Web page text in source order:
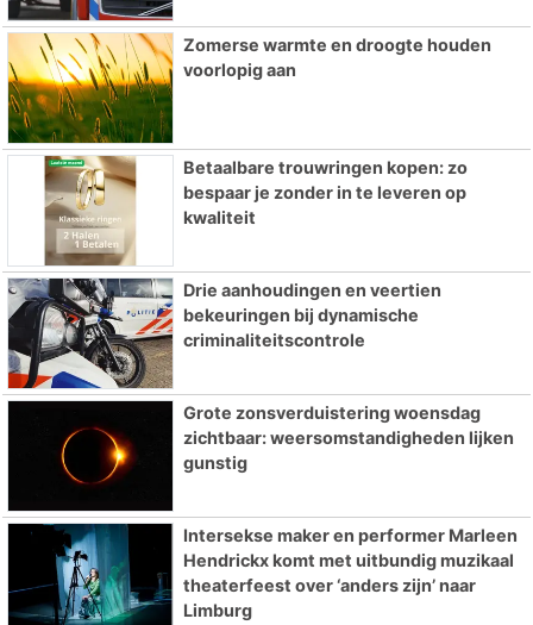
Zomerse warmte en droogte houden
voorlopig aan
Betaalbare trouwringen kopen: zo
bespaar je zonder in te leveren op
kwaliteit
Drie aanhoudingen en veertien
bekeuringen bij dynamische
criminaliteitscontrole
Grote zonsverduistering woensdag
zichtbaar: weersomstandigheden lijken
gunstig
Intersekse maker en performer Marleen
Hendrickx komt met uitbundig muzikaal
theaterfeest over ‘anders zijn’ naar
Limburg